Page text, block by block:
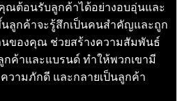
ณต้อนรับลูกค้าได้อย่างอบอุ่นและ
ลูกค้าจะรู้สึกเป็นคนสำคัญและถูก
นของคุณ ช่วยสร้างความสัมพันธ์
ค้าและแบรนด์ ทำให้พวกเขามี
วามภักดี และกลายเป็นลูกค้า